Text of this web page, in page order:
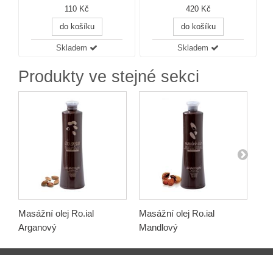
110 Kč
do košíku
Skladem
420 Kč
do košíku
Skladem
Produkty ve stejné sekci
Masážní olej Ro.ial
Arganový
Masážní olej Ro.ial
Mandlový